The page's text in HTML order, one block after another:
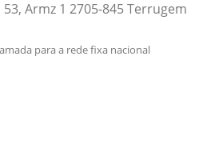
Armz 1 2705-845 Terrugem
para a rede fixa nacional